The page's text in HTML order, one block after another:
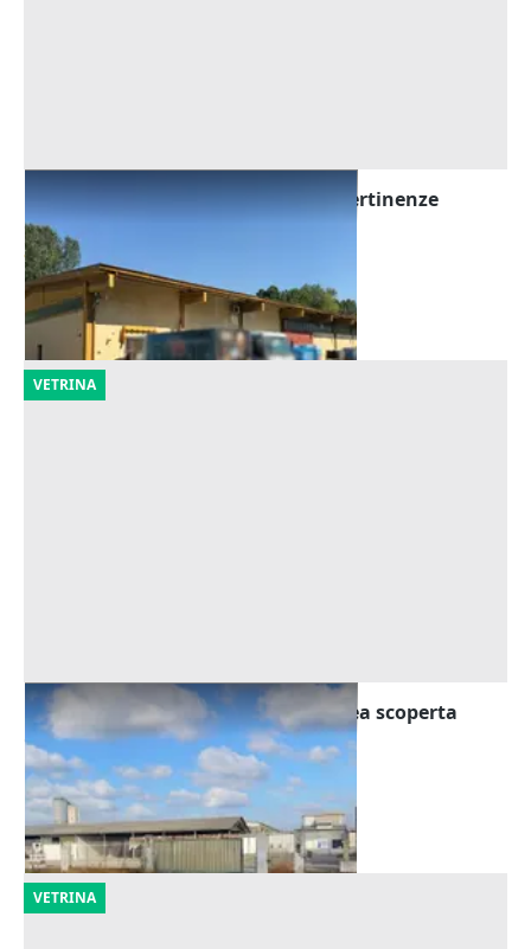
Asta Capannone artigianale con pertinenze
Castelverde (Cremona)
Offerta minima
360.000 €
23/09/2026
VETRINA
Asta Complesso industriale con area scoperta
Pizzighettone (Cremona)
Offerta minima
560.000 €
23/09/2026
VETRINA